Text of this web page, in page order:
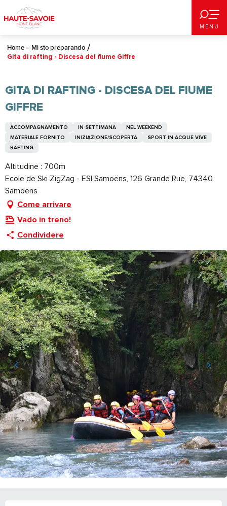
au
contenu
principal
MENU
Home – Mi sto preparando
Gita di rafting - Discesa del fiume Giffre
GITA DI RAFTING - DISCESA DEL FIUME
GIFFRE
ACCOMPAGNAMENTO IN SETTIMANA
NEL WEEKEND
MATERIALE FORNITO
INIZIAZIONE/SCOPERTA
SPORT IN ACQUE VIVE
RAFTING
Altitudine : 700m
Ecole de Ski ZigZag - ESI Samoëns, 126 Grande Rue, 74340
Samoëns
Come arrivare
Vado in treno!
Condividere